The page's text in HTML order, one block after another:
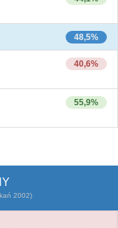
48,5%
40,6%
55,9%
2002)